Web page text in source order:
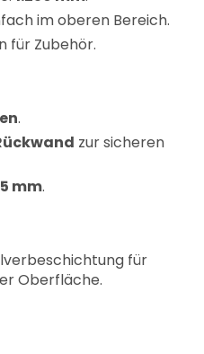
im oberen Bereich.
für Zubehör.
.
zur sicheren
mm.
für
Oberfläche.